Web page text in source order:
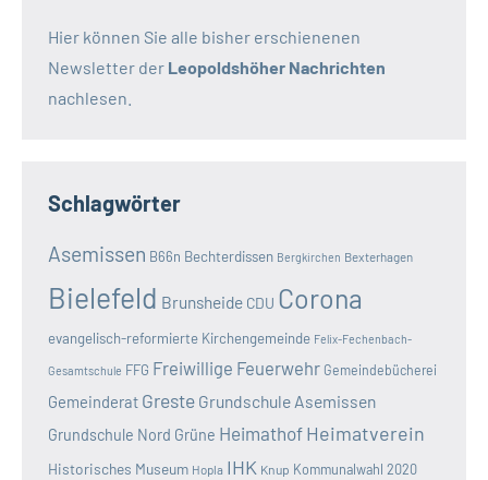
Hier können Sie alle bisher erschienenen
Newsletter der Leopoldshöher Nachrichten
nachlesen.
Schlagwörter
Asemissen B66n Bechterdissen Bergkirchen Bexterhagen
Bielefeld Brunsheide CDU Corona
evangelisch-reformierte Kirchengemeinde Felix-Fechenbach-
Gesamtschule FFG Freiwillige Feuerwehr Gemeindebücherei
Gemeinderat Greste Grundschule Asemissen
Grundschule Nord Grüne Heimathof Heimatverein
Historisches Museum Hopla IHK Knup Kommunalwahl 2020